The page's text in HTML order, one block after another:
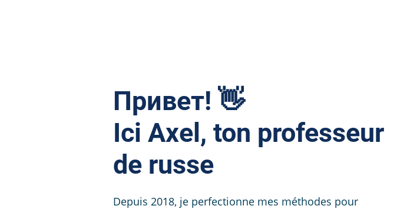
Привет! 👋
Ici Axel, ton professeur
de russe
Depuis 2018, je perfectionne mes méthodes pour